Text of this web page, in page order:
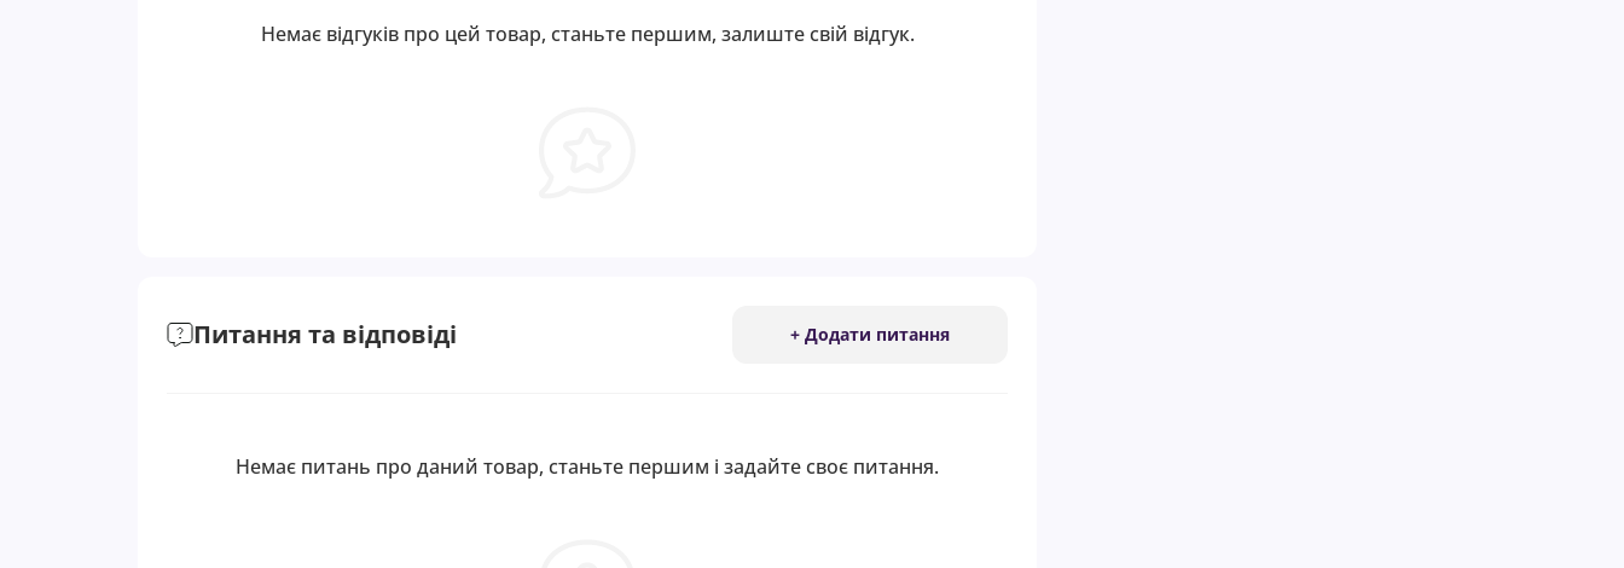
Немає відгуків про цей товар, станьте першим, залиште свій відгук.
Питання та відповіді + Додати питання
Немає питань про даний товар, станьте першим і задайте своє питання.